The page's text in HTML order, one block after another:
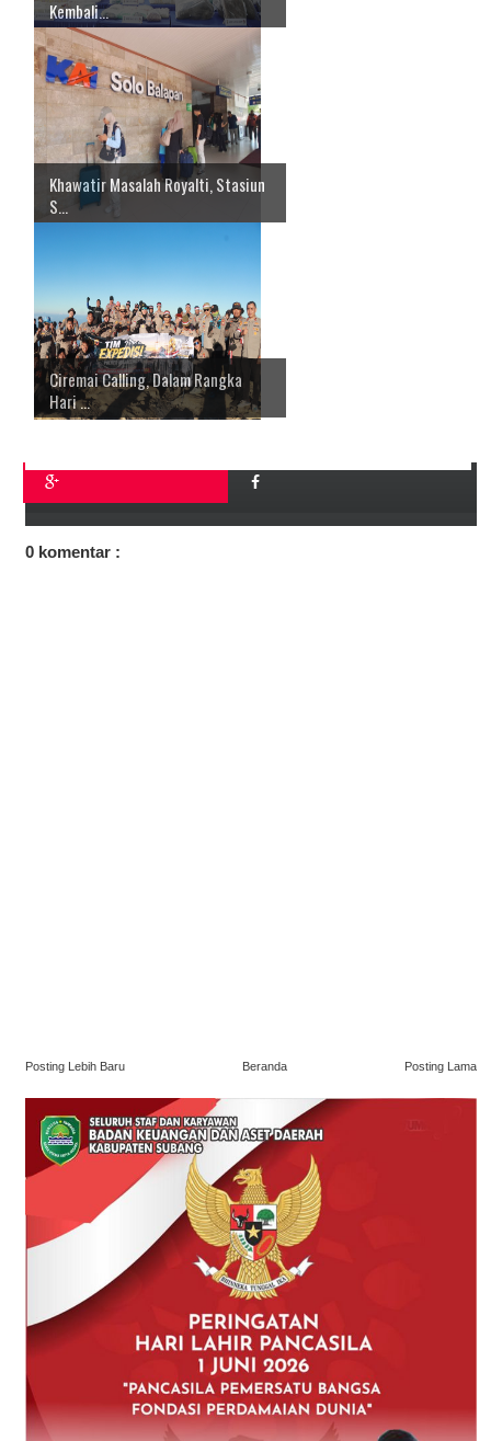
Kembali...
Khawatir Masalah Royalti, Stasiun
S...
Ciremai Calling, Dalam Rangka
Hari ...
0 komentar :
Posting Lebih Baru Posting Lama
Beranda